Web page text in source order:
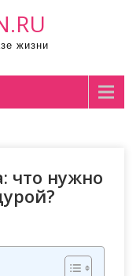
жизни
что нужно